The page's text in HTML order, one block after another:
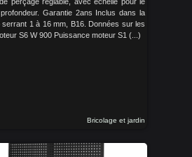
Garantie 2ans Inclus dans la
serrant 1 à 16 mm, B16. Données sur les
S6 W 900 Puissance moteur S1 (...)
Bricolage et jardin